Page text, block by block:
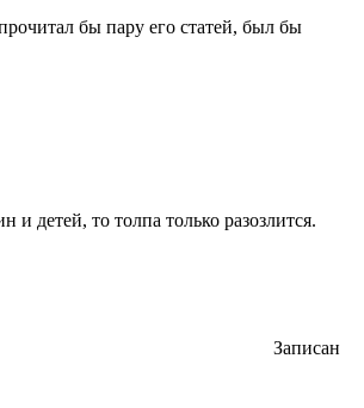
бы пару его статей, был бы
детей, то толпа только разозлится.
Записан